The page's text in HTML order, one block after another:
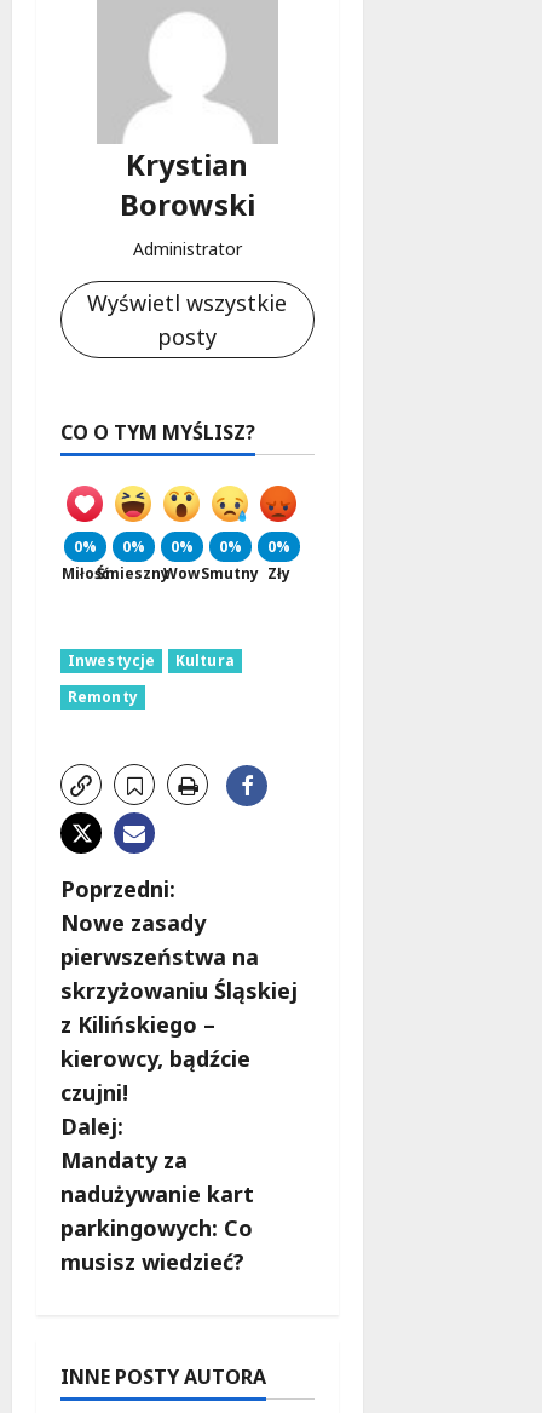
Krystian
Borowski
Administrator
Wyświetl wszystkie
posty
CO O TYM MYŚLISZ?
0%
Miłość
0%
Śmieszny
0%
Wow
0%
Smutny
0%
Zły
Inwestycje
Kultura
Remonty
Z
o
b
a
c
z
w
p
Poprzedni:
Nowe zasady
pierwszeństwa na
skrzyżowaniu Śląskiej
z Kilińskiego –
kierowcy, bądźcie
czujni!
Dalej:
Mandaty za
nadużywanie kart
parkingowych: Co
musisz wiedzieć?
INNE POSTY AUTORA